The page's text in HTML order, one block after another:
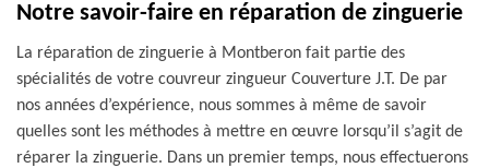
Notre savoir-faire en réparation de zinguerie
La réparation de zinguerie à Montberon fait partie des
spécialités de votre couvreur zingueur Couverture J.T. De par
nos années d’expérience, nous sommes à même de savoir
quelles sont les méthodes à mettre en œuvre lorsqu’il s’agit de
réparer la zinguerie. Dans un premier temps, nous effectuerons